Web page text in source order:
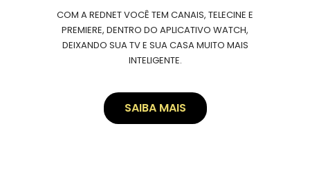
COM A REDNET VOCÊ TEM CANAIS, TELECINE E
PREMIERE, DENTRO DO APLICATIVO WATCH,
DEIXANDO SUA TV E SUA CASA MUITO MAIS
INTELIGENTE.
SAIBA MAIS